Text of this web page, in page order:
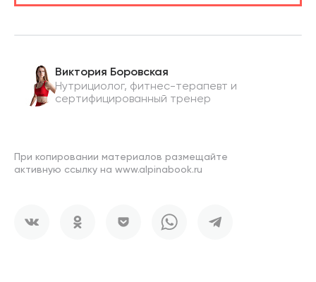
Виктория Боровская
Нутрициолог, фитнес-терапевт и
сертифицированный тренер
При копировании материалов размещайте
активную ссылку на www.alpinabook.ru